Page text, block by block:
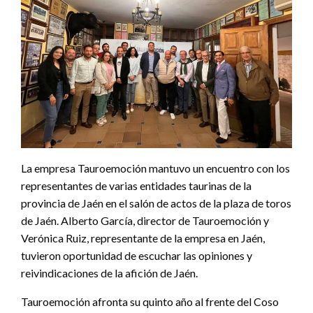
La empresa Tauroemoción mantuvo un encuentro con los
representantes de varias entidades taurinas de la
provincia de Jaén en el salón de actos de la plaza de toros
de Jaén. Alberto García, director de Tauroemoción y
Verónica Ruiz, representante de la empresa en Jaén,
tuvieron oportunidad de escuchar las opiniones y
reivindicaciones de la afición de Jaén.
Tauroemoción afronta su quinto año al frente del Coso